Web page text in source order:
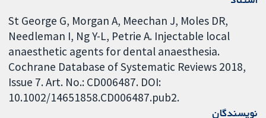
St George G, Morgan A, Meechan J, Moles DR,
Needleman I, Ng Y-L, Petrie A. Injectable local
anaesthetic agents for dental anaesthesia.
Cochrane Database of Systematic Reviews 2018,
Issue 7. Art. No.: CD006487. DOI:
10.1002/14651858.CD006487.pub2.
نویسندگان